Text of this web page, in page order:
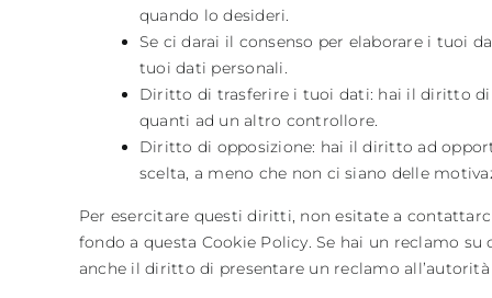
quando lo desideri.
Se ci darai il consenso per elaborare i tuoi
tuoi dati personali.
Diritto di trasferire i tuoi dati: hai il diritto
quanti ad un altro controllore.
Diritto di opposizione: hai il diritto ad
scelta, a meno che non ci siano delle
Per esercitare questi diritti, non esitate a
fondo a questa Cookie Policy. Se hai un reclamo
anche il diritto di presentare un reclamo